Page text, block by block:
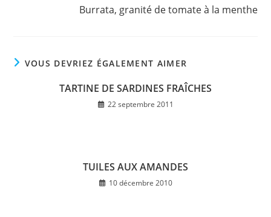
Burrata, granité de tomate à la menthe
VOUS DEVRIEZ ÉGALEMENT AIMER
TARTINE DE SARDINES FRAÎCHES
22 septembre 2011
TUILES AUX AMANDES
10 décembre 2010